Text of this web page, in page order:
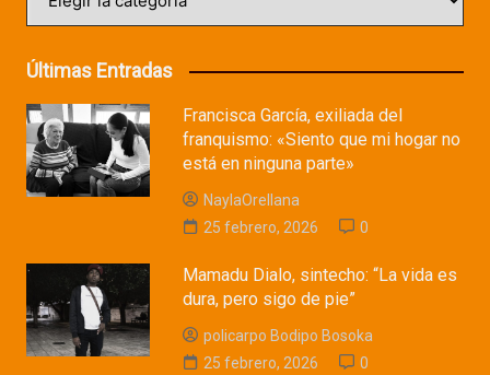
Últimas Entradas
Francisca García, exiliada del
franquismo: «Siento que mi hogar no
está en ninguna parte»
NaylaOrellana
25 febrero, 2026
0
Mamadu Dialo, sintecho: “La vida es
dura, pero sigo de pie”
policarpo Bodipo Bosoka
25 febrero, 2026
0